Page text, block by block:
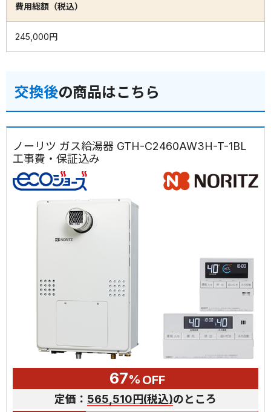
費用総額（税込）
245,000円
交換後の商品はこちら
ノーリツ ガス給湯器 GTH-C2460AW3H-T-1BL
工事費・保証込み
67% OFF
定価： 565,510円(税込)のところ